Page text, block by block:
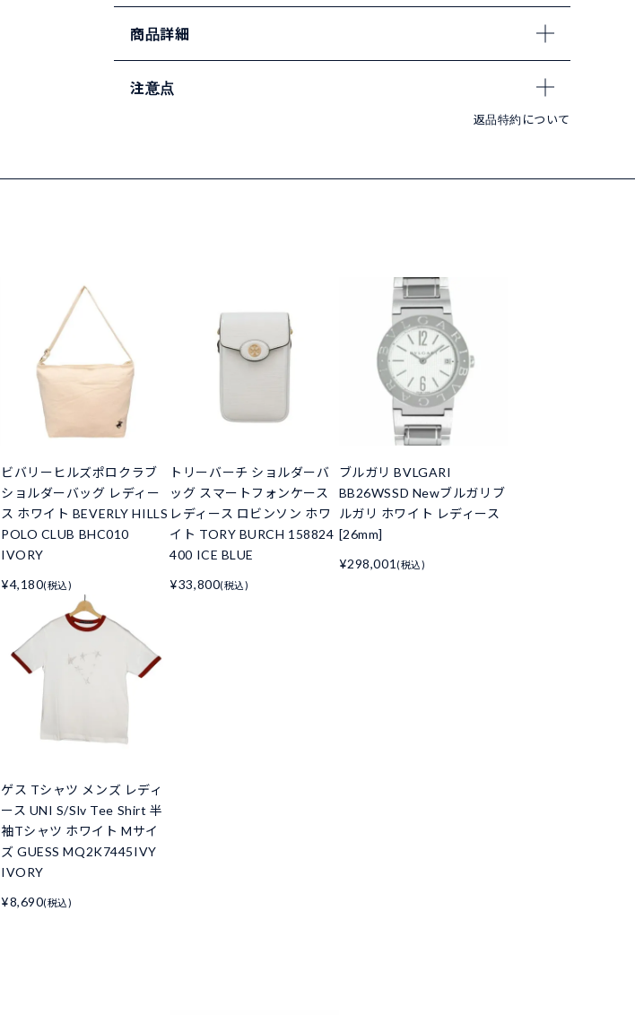
商品詳細
注意点
返品特約について
ビバリーヒルズポロクラブ
ショルダーバッグ レディー
ス ホワイト BEVERLY HILLS
POLO CLUB BHC010
IVORY
¥4,180(税込)
トリーバーチ ショルダーバ
ッグ スマートフォンケース
レディース ロビンソン ホワ
イト TORY BURCH 158824
400 ICE BLUE
¥33,800(税込)
ブルガリ BVLGARI
BB26WSSD Newブルガリブ
ルガリ ホワイト レディース
[26mm]
¥298,001 (税込)
ゲス Tシャツ メンズ レディ
ース UNI S/Slv Tee Shirt 半
袖Tシャツ ホワイト Mサイ
ズ GUESS MQ2K7445IVY
IVORY
¥8,690(税込)